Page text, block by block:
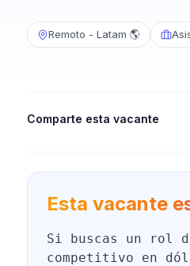
Remoto - Latam 🌎
Comparte esta vacante
Esta vacante
Si buscas un rol
competitivo en